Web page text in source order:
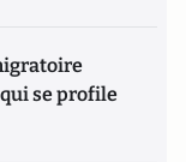
se profile